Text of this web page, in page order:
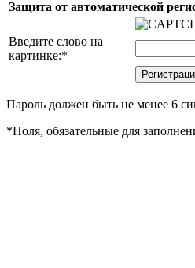
Защита от автоматической
Введите слово на
картинке:*
Пароль должен быть не менее 6
*Поля, обязательные для